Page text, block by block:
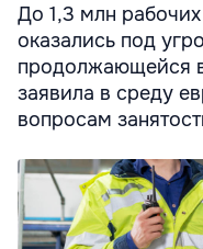
До 1,3 млн
оказались под
продолжающейся
заявила в среду
вопросам